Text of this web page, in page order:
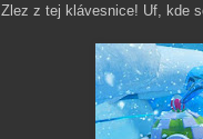
Zlez z tej klávesnice! Uf, kde